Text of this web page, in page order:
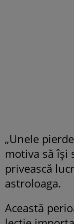
„Unele
motiva să își
privească
astroloaga.
Această